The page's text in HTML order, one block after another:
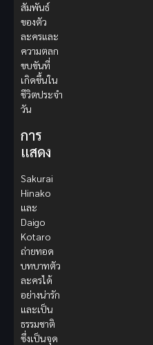
สัมพันธ์
ของตัว
ละครและ
ความตลก
ขบขันที่
เกิดขึ้นใน
ชีวิตประจำ
วัน
การ
แสดง
Sakurai
Hinako
และ
Daigo
Kotaro
ถ่ายทอด
บทบาทตัว
ละครได้
อย่างน่ารัก
และเป็น
ธรรมชาติ
ซึ่งเป็นจุด